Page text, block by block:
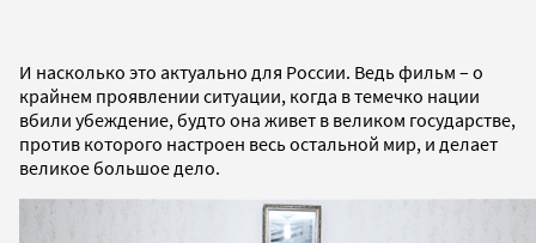
И насколько это актуально для России. Ведь фильм – о
крайнем проявлении ситуации, когда в темечко нации
вбили убеждение, будто она живет в великом государстве,
против которого настроен весь остальной мир, и делает
великое большое дело.